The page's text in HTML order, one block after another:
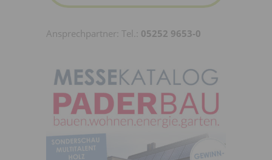
Ansprechpartner: Tel.: 05252 9653-0